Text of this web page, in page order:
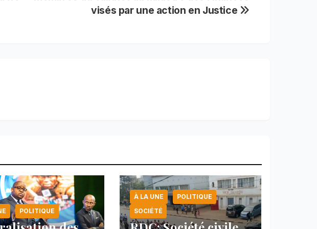
visés par une action en Justice
POLITIQUE
À LA UNE
POLITIQUE
SOCIÉTÉ